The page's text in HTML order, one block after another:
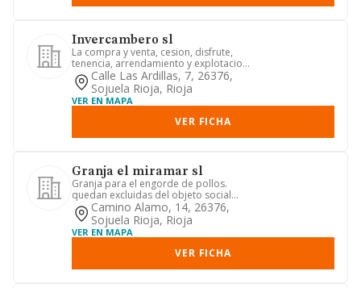
Invercambero sl
La compra y venta, cesion, disfrute,
tenencia, arrendamiento y explotacion
de bienes inmuebles, rus...
Calle Las Ardillas, 7, 26376,
Sojuela Rioja, Rioja
VER EN MAPA
VER FICHA
Granja el miramar sl
Granja para el engorde de pollos.
quedan excluidas del objeto social
todas aquellas actividades par...
Camino Alamo, 14, 26376,
Sojuela Rioja, Rioja
VER EN MAPA
VER FICHA